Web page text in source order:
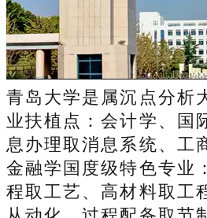
青岛大学是属沉点分析
业扶植点：会计学、国
息办理取消息系统、工
金融学国度级特色专业
程取工艺、高材料取工